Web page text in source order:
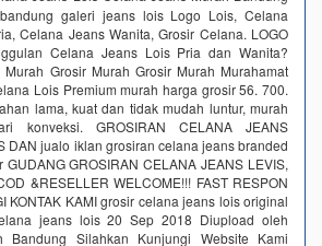
galeri jeans lois Logo Lois, Celana
Celana Jeans Wanita, Grosir Celana. LOGO
Celana Jeans Lois Pria dan Wanita?
Grosir Murah Grosir Murah Murahamat
Lois Premium murah harga grosir 56. 700.
lama, kuat dan tidak mudah luntur, murah
konveksi. GROSIRAN CELANA JEANS
DAN jualo iklan grosiran celana jeans branded
GROSIRAN CELANA JEANS LEVIS,
&RESELLER WELCOME!!! FAST RESPON
KONTAK KAMI grosir celana jeans lois original
jeans lois 20 Sep 2018 Diupload oleh
Bandung Silahkan Kunjungi Website Kami